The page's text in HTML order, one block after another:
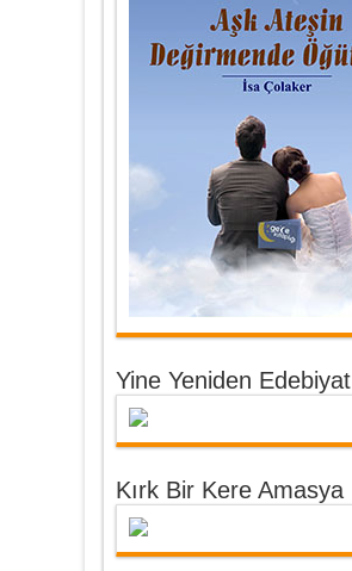
Yine Yeniden Edebiyat
Kırk Bir Kere Amasya